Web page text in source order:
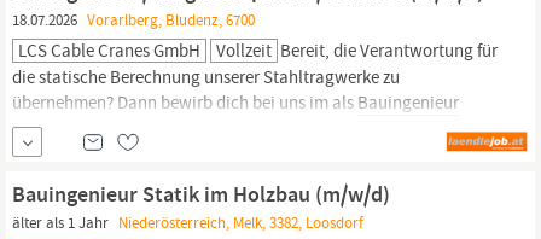
Projektmanagement...
18.07.2026 Vorarlberg, Bludenz, 6700
LCS Cable Cranes GmbH Vollzeit Bereit, die Verantwortung für
die statische Berechnung unserer Stahltragwerke zu
übernehmen? Dann bewirb dich bei uns im als Bauingenieur
Statiker (m/w/d). Deine HAUPTAUFGABEN umfassen:
Strukturberechnung im internationalen Seilbahn- und
Kabelkranbau Erstellung prüffähiger Nachweise für Stützen,
Plattformen,
Bauingenieur Statik im Holzbau (m/w/d)
älter als 1 Jahr Niederösterreich, Melk, 3382, Loosdorf